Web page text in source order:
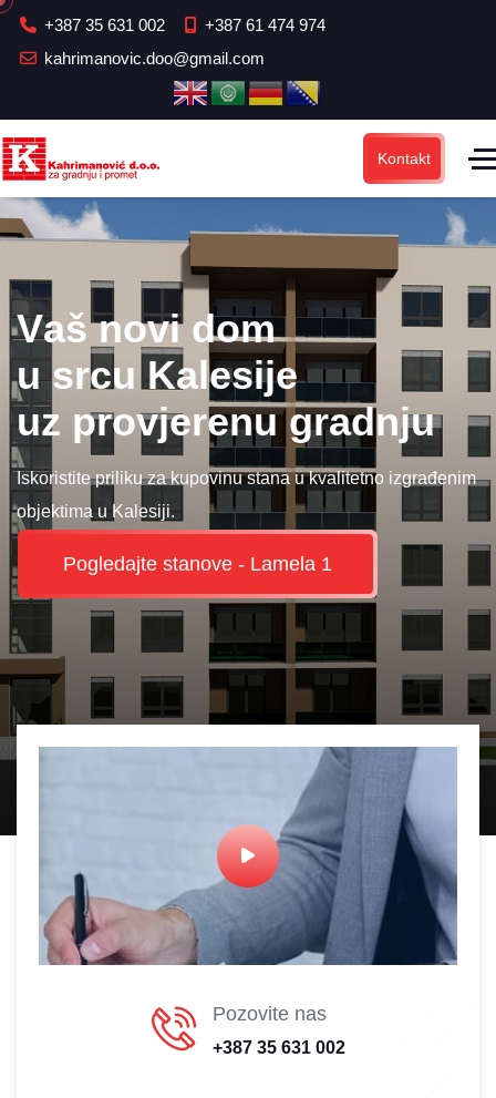
+387 35 631 002
+387 61 474 974
kahrimanovic.doo@gmail.com
Kontakt
Vaš novi dom
u srcu Kalesije
uz provjerenu gradnju
Iskoristite priliku za kupovinu stana u kvalitetno izgrađenim
objektima u Kalesiji.
Pogledajte stanove - Lamela 1
Pozovite nas
+387 35 631 002